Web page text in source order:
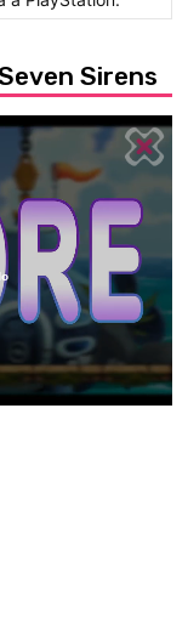
Sirens